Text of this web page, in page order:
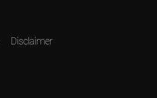
Disclaimer